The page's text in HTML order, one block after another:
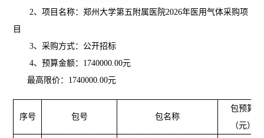
2、项目名称：郑州大学第五附属医院2026年医用气体采购项
目
3、采购方式：公开招标
4、预算金额： 1740000.00元
最高限价： 1740000.00元
序号 包号 包名称
包预算
（元）